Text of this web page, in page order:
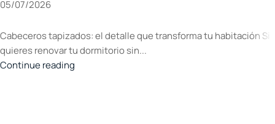
05/07/2026
Cabeceros tapizados: el detalle que transforma tu habitación Si
quieres renovar tu dormitorio sin...
Continue reading